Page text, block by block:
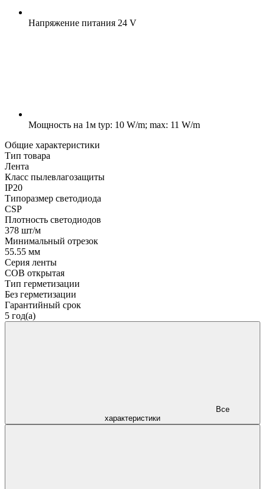
Напряжение питания 24 V
Мощность на 1м typ: 10 W/m; max: 11 W/m
Общие характеристики
Тип товара
Лента
Класс пылевлагозащиты
IP20
Типоразмер светодиода
CSP
Плотность светодиодов
378 шт/м
Минимальный отрезок
55.55 мм
Серия ленты
COB открытая
Тип герметизации
Без герметизации
Гарантийный срок
5 год(а)
характеристики